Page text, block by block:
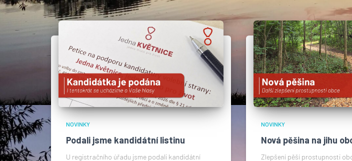
NOVINKY
Podali jsme kandidátní listinu
U registračního úřadu jsme podali kandidátní
NOVINKY
Nová pěšina na jihu
Zlepšení pěší prostupnosti